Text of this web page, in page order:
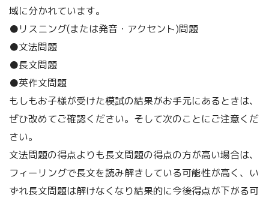
域に分かれています。
●リスニング(または発音・アクセント)問題
●文法問題
●長文問題
●英作文問題
もしもお子様が受けた模試の結果がお手元にあるときは、
ぜひ改めてご確認ください。そして次のことにご注意くだ
さい。
文法問題の得点よりも長文問題の得点の方が高い場合は、
フィーリングで長文を読み解きしている可能性が高く、い
ずれ長文問題は解けなくなり結果的に今後得点が下がる可